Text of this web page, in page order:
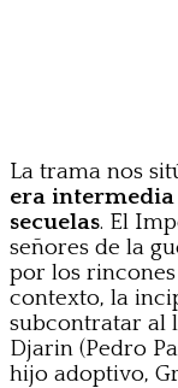
La trama nos
era
secuelas. El
señores de la
por los rincones
contexto, la
subcontratar al
Djarin (Pedro
hijo adoptivo,